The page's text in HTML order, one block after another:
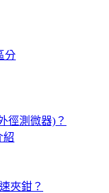
分
徑測微器)？
紹
夾鉗？